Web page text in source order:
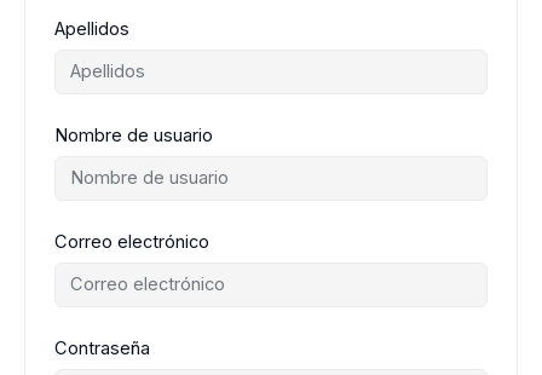
Apellidos
Nombre de usuario
Correo electrónico
Contraseña